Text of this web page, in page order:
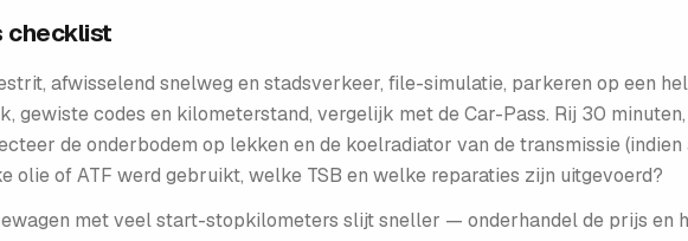
checklist
afwisselend snelweg en stadsverkeer, file-simulatie, parkeren op een
gewiste codes en kilometerstand, vergelijk met de Car-Pass. Rij 30
de onderbodem op lekken en de koelradiator van de transmissie
olie of ATF werd gebruikt, welke TSB en welke reparaties zijn uitgevoerd?
met veel start-stopkilometers slijt sneller — onderhandel de prijs en